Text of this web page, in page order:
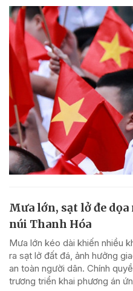
Mưa lớn, sạt lở đe
núi Thanh Hóa
Mưa lớn kéo dài khiến nhiều
ra sạt lở đất đá, ảnh hưởng
an toàn người dân. Chính
trương triển khai phương án